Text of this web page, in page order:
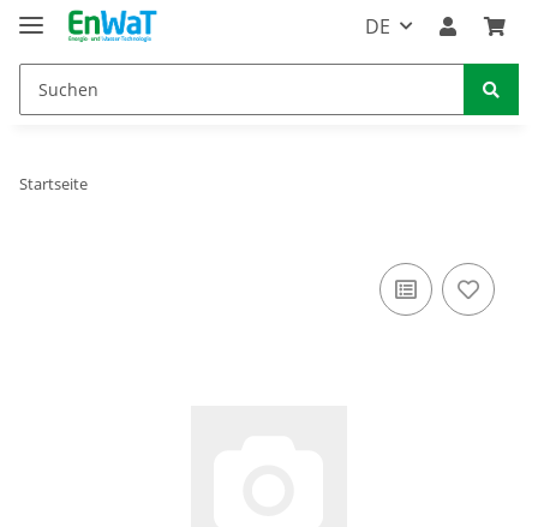
DE
Startseite